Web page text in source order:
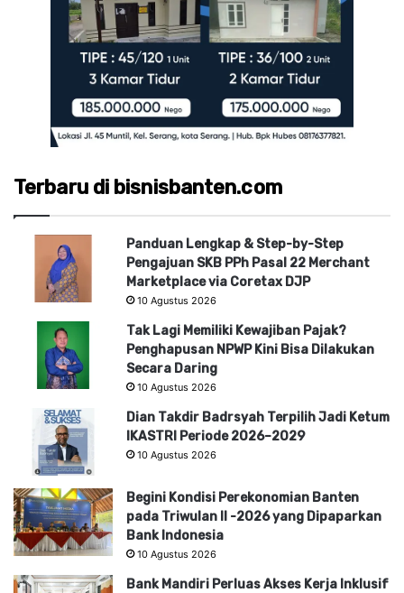
Terbaru di bisnisbanten.com
Panduan Lengkap & Step-by-Step
Pengajuan SKB PPh Pasal 22 Merchant
Marketplace via Coretax DJP
10 Agustus 2026
Tak Lagi Memiliki Kewajiban Pajak?
Penghapusan NPWP Kini Bisa Dilakukan
Secara Daring
10 Agustus 2026
Dian Takdir Badrsyah Terpilih Jadi Ketum
IKASTRI Periode 2026–2029
10 Agustus 2026
Begini Kondisi Perekonomian Banten
pada Triwulan II -2026 yang Dipaparkan
Bank Indonesia
10 Agustus 2026
Bank Mandiri Perluas Akses Kerja Inklusif